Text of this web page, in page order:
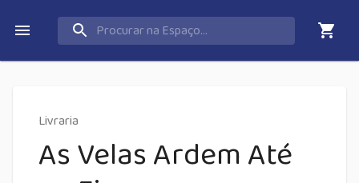
Livraria
As Velas Ardem Até